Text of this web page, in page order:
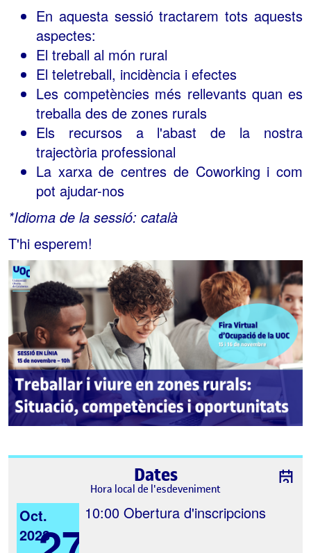
En aquesta sessió tractarem tots aquests
aspectes:
El treball al món rural
El teletreball, incidència i efectes
Les competències més rellevants quan es
treballa des de zones rurals
Els recursos a l'abast de la nostra
trajectòria professional
La xarxa de centres de Coworking i com
pot ajudar-nos
*Idioma de la sessió: català
T'hi esperem!
Dates
Hora local de l'esdeveniment
Oct.
2023
10:00 Obertura d'inscripcions